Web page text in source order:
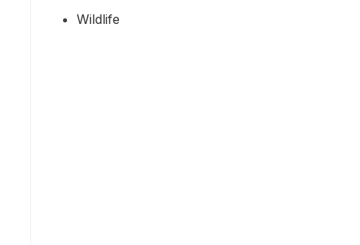
Wildlife